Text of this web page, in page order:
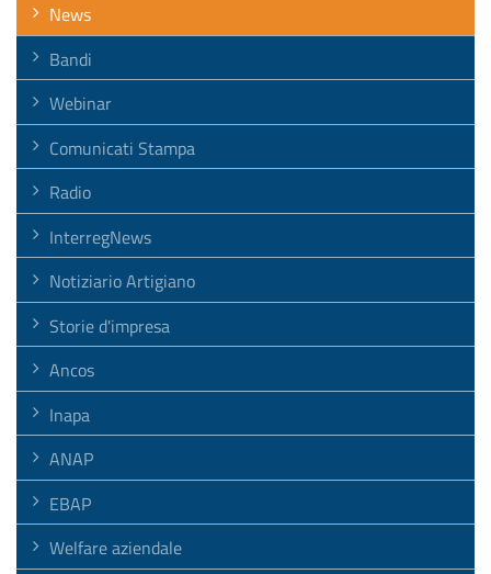
News
Bandi
Webinar
Comunicati Stampa
Radio
InterregNews
Notiziario Artigiano
Storie d'impresa
Ancos
Inapa
ANAP
EBAP
Welfare aziendale